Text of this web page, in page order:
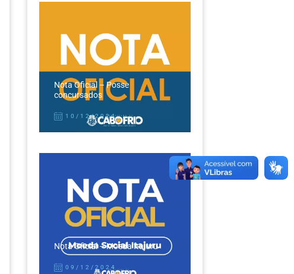
Nota Oficial – Posse
concursados
10/12/2024
Nota Oficial – Moeda Itajuru
09/12/2024